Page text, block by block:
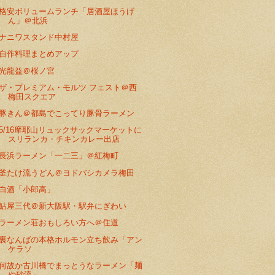
安ボリュームランチ「居酒屋ほうげ
ん」＠北浜
ニワスタンド中村屋
作料理まとめアップ
龍益＠桜ノ宮
・プレミアム・モルツ フェスト＠西
梅田スクエア
きん＠都島でこってり豚骨ラーメン
16摩耶山リュックサックマーケットに
スリランカ・チキンカレー出店
浜ラーメン「一二三」＠紅梅町
たけ流うどん＠ヨドバシカメラ梅田
酒「小郎高」
屋三代＠新大阪駅・駅弁にぎわい
ーメン荘おもしろい方へ＠住道
なんばの本格ホルモン立ち飲み「アン
ケラソ
故か古川橋でまっとうなラーメン「麺